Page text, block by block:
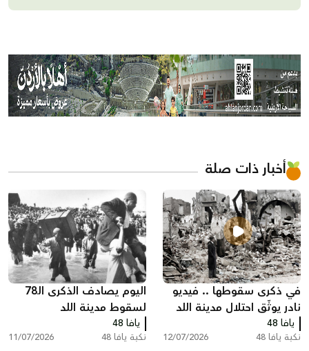
أخبار ذات صلة
في ذكرى سقوطها .. فيديو
نادر يوثّق احتلال مدينة اللد
ومصادرة منازل سكانها عام
النكبة
يافا 48
نكبة يافا 48 12/07/2026
اليوم يصادف الذكرى الـ78
لسقوط مدينة اللد
يافا 48
نكبة يافا 48 11/07/2026